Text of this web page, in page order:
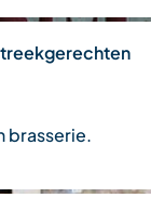
brasserie.